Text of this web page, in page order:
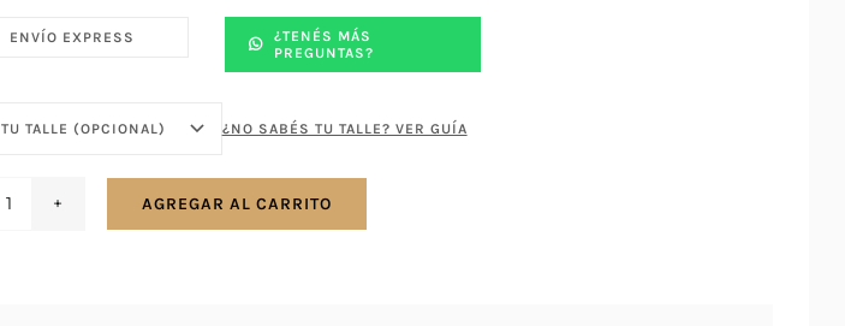
ENVÍO EXPRESS
¿TENÉS MÁS
PREGUNTAS?
¿NO SABÉS TU TALLE? VER GUÍA
AGREGAR AL CARRITO